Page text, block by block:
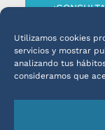
Utilizamos cookies
servicios y mostrar
analizando tus
consideramos que